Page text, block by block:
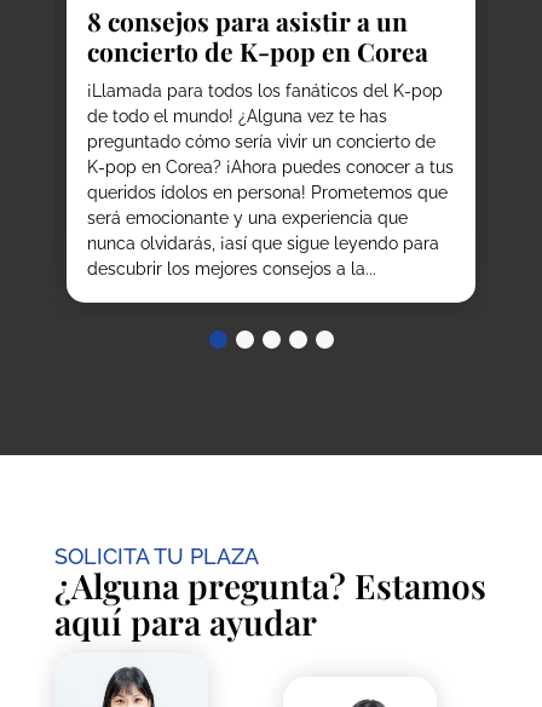
8 consejos para asistir a un
concierto de K-pop en Corea
¡Llamada para todos los fanáticos del K-pop
de todo el mundo! ¿Alguna vez te has
preguntado cómo sería vivir un concierto de
K-pop en Corea? ¡Ahora puedes conocer a tus
queridos ídolos en persona! Prometemos que
será emocionante y una experiencia que
nunca olvidarás, ¡así que sigue leyendo para
descubrir los mejores consejos a la...
SOLICITA TU PLAZA
¿Alguna pregunta? Estamos
aquí para ayudar